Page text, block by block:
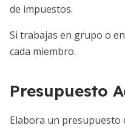
de impuestos.
Si trabajas en grupo o
cada miembro.
Presupuesto
Elabora un presupuesto